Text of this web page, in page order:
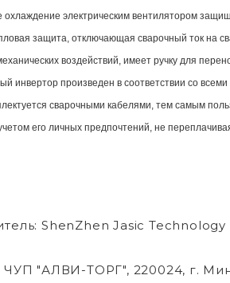
электрическим вентилятором
защита, отключающая сварочный ток на
воздействий, имеет ручку для
инвертор произведен в соответствии со
сварочными кабелями, тем самым
его личных предпочтений, не
ShenZhen Jasic Technology
"АЛВИ-ТОРГ", 220024, г.